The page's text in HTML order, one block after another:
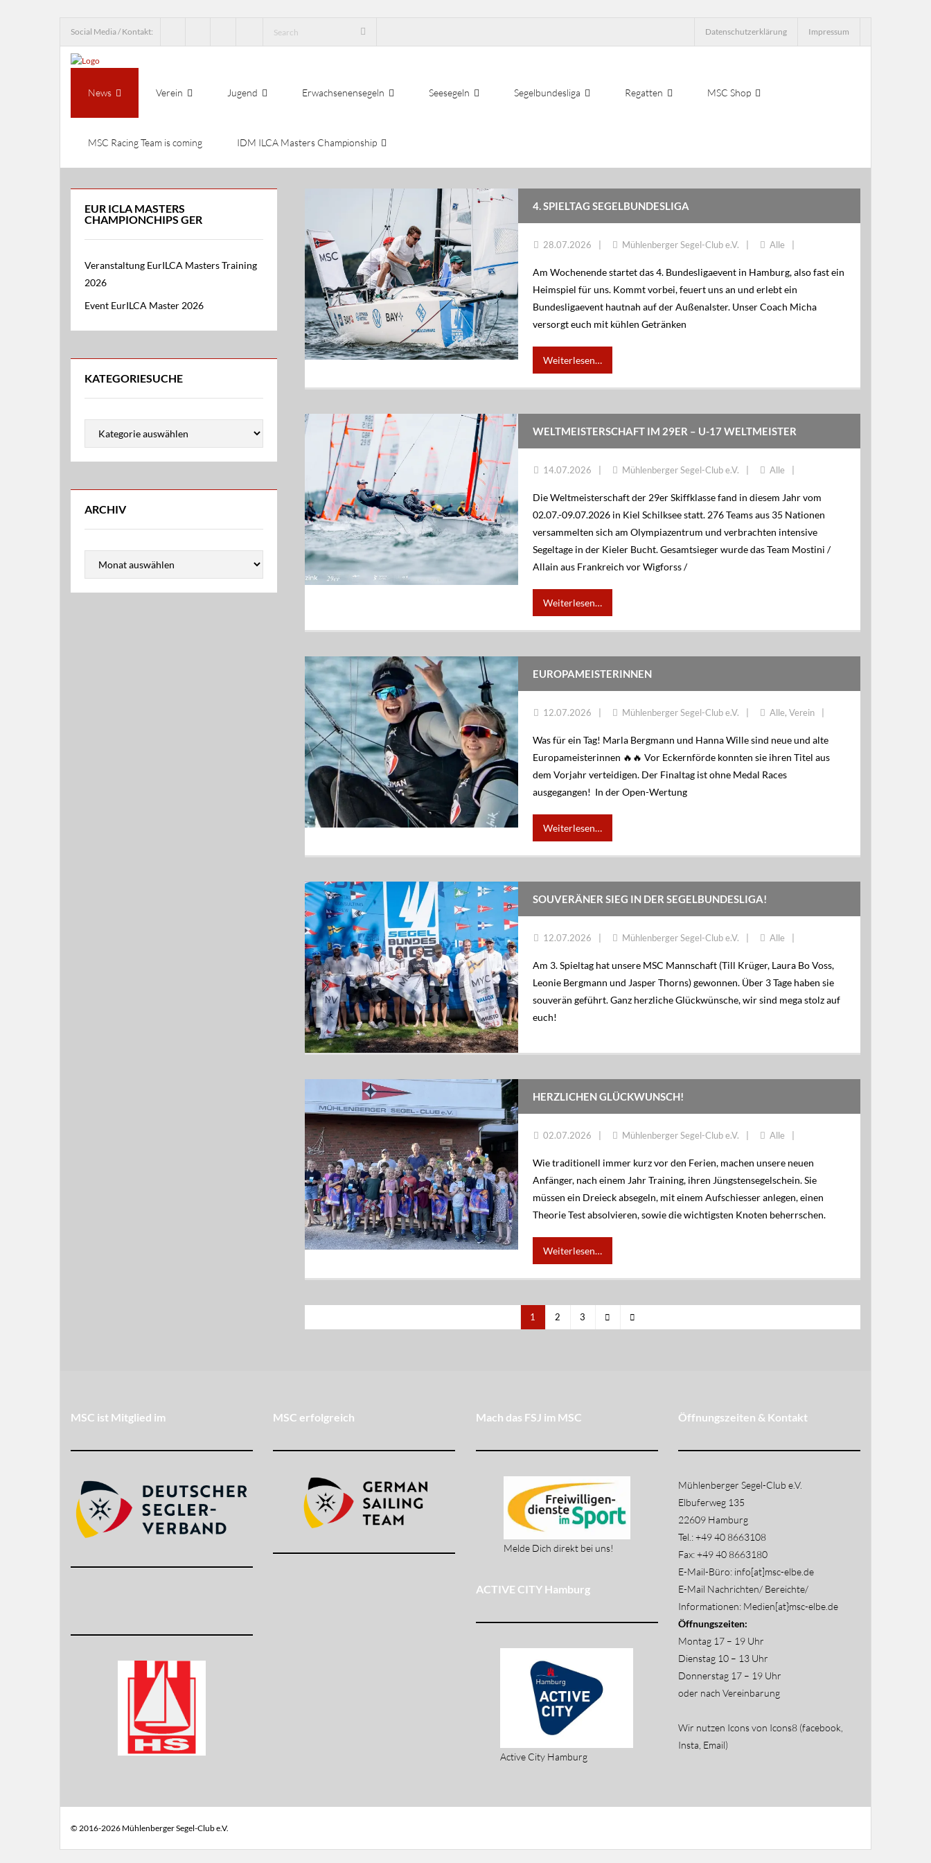
Social Media / Kontakt: Datenschutzerklärung Impressum
News Verein Jugend Erwachsenensegeln Seesegeln Segelbundesliga Regatten MSC Shop
MSC Racing Team is coming IDM ILCA Masters Championship
4. SPIELTAG SEGELBUNDESLIGA
28.07.2026 Mühlenberger Segel-Club e.V. Alle
Am Wochenende startet das 4. Bundesligaevent in Hamburg, also fast ein
Heimspiel für uns. Kommt vorbei, feuert uns an und erlebt ein
Bundesligaevent hautnah auf der Außenalster. Unser Coach Micha
versorgt euch mit kühlen Getränken
Weiterlesen…
WELTMEISTERSCHAFT IM 29ER – U-17 WELTMEISTER
14.07.2026 Mühlenberger Segel-Club e.V. Alle
Die Weltmeisterschaft der 29er Skiffklasse fand in diesem Jahr vom
02.07.-09.07.2026 in Kiel Schilksee statt. 276 Teams aus 35 Nationen
versammelten sich am Olympiazentrum und verbrachten intensive
Segeltage in der Kieler Bucht. Gesamtsieger wurde das Team Mostini /
Allain aus Frankreich vor Wigforss /
Weiterlesen…
EUROPAMEISTERINNEN
12.07.2026 Mühlenberger Segel-Club e.V. Alle,Verein
Was für ein Tag! Marla Bergmann und Hanna Wille sind neue und alte
Europameisterinnen 🔥🔥 Vor Eckernförde konnten sie ihren Titel aus
dem Vorjahr verteidigen. Der Finaltag ist ohne Medal Races
ausgegangen! In der Open-Wertung
Weiterlesen…
SOUVERÄNER SIEG IN DER SEGELBUNDESLIGA!
12.07.2026 Mühlenberger Segel-Club e.V. Alle
Am 3. Spieltag hat unsere MSC Mannschaft (Till Krüger, Laura Bo Voss,
Leonie Bergmann und Jasper Thorns) gewonnen. Über 3 Tage haben sie
souverän geführt. Ganz herzliche Glückwünsche, wir sind mega stolz auf
euch!
HERZLICHEN GLÜCKWUNSCH!
02.07.2026 Mühlenberger Segel-Club e.V. Alle
Wie traditionell immer kurz vor den Ferien, machen unsere neuen
Anfänger, nach einem Jahr Training, ihren Jüngstensegelschein. Sie
müssen ein Dreieck absegeln, mit einem Aufschiesser anlegen, einen
Theorie Test absolvieren, sowie die wichtigsten Knoten beherrschen.
Weiterlesen…
1 2 3
EUR ICLA MASTERS
CHAMPIONCHIPS GER
Veranstaltung EurILCA Masters Training
2026
Event EurILCA Master 2026
KATEGORIESUCHE
Kategoriesuche
ARCHIV
Archiv
MSC ist Mitglied im MSC erfolgreich Mach das FSJ im MSC
Melde Dich direkt bei uns!
ACTIVE CITY Hamburg
Active City Hamburg
Öffnungszeiten & Kontakt
Mühlenberger Segel-Club e.V.
Elbuferweg 135
22609 Hamburg
Tel.: +49 40 8663108
Fax: +49 40 8663180
E-Mail-Büro: info[at]msc-elbe.de
E-Mail Nachrichten/ Bereichte/
Informationen: Medien[at}msc-elbe.de
Öffnungszeiten:
Montag 17 – 19 Uhr
Dienstag 10 – 13 Uhr
Donnerstag 17 – 19 Uhr
oder nach Vereinbarung
Wir nutzen Icons von Icons8 (facebook,
Insta, Email)
© 2016-2026 Mühlenberger Segel-Club e.V.